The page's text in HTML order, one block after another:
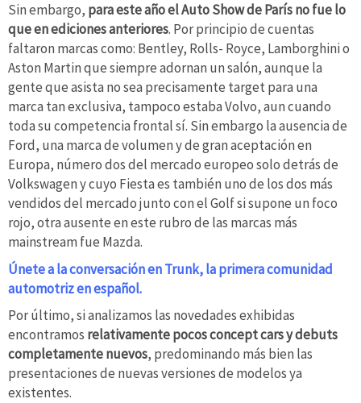
Sin embargo, para este año el Auto Show de París no fue lo
que en ediciones anteriores. Por principio de cuentas
faltaron marcas como: Bentley, Rolls- Royce, Lamborghini o
Aston Martin que siempre adornan un salón, aunque la
gente que asista no sea precisamente target para una
marca tan exclusiva, tampoco estaba Volvo, aun cuando
toda su competencia frontal sí. Sin embargo la ausencia de
Ford, una marca de volumen y de gran aceptación en
Europa, número dos del mercado europeo solo detrás de
Volkswagen y cuyo Fiesta es también uno de los dos más
vendidos del mercado junto con el Golf si supone un foco
rojo, otra ausente en este rubro de las marcas más
mainstream fue Mazda.
Únete a la conversación en Trunk, la primera comunidad
automotriz en español.
Por último, si analizamos las novedades exhibidas
encontramos relativamente pocos concept cars y debuts
completamente nuevos, predominando más bien las
presentaciones de nuevas versiones de modelos ya
existentes.